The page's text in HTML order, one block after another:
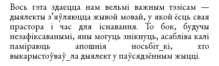
Вось гэта здаецца нам вельмі важным тэзісам —
дыялекты з’яўляюцца жывой мовай, у якой ёсць свая
прастора і час для існавання. То бок, будучы
незафіксаванымі, яны могуць знікнуць, асабліва калі
паміраюць апошнія носьбіт_кі, хто
выкарыстоўваў_ла дыялект у паўсядзённым жыцці.